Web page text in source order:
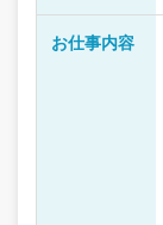
お仕事内容